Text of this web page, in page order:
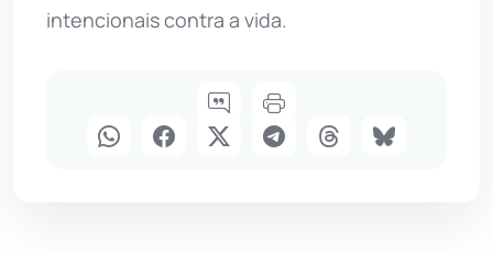
intencionais contra a vida.